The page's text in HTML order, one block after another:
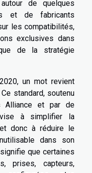
de quelques
et de fabricants
les compatibilités,
exclusives dans
de la stratégie
un mot revient
standard, soutenu
Alliance et par de
à simplifier la
donc à réduire le
dans son
que certaines
prises, capteurs,